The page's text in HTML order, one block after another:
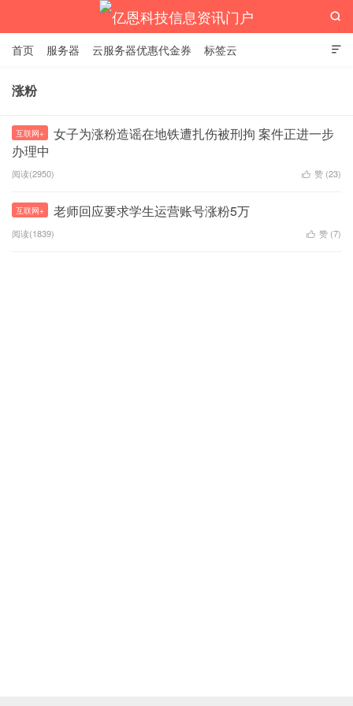
亿恩科技信息资讯门户

首页 服务器 云服务器优惠代金券 标签云

涨粉
互联网+
女子为涨粉造谣在地铁遭扎伤被刑拘 案件正进一步
办理中
阅读(2950)  赞 (23)
互联网+ 老师回应要求学生运营账号涨粉5万
阅读(1839)  赞 (7)